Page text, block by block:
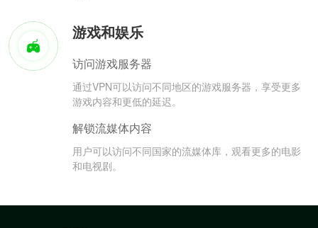
游戏和娱乐
访问游戏服务器
通过VPN可以访问不同地区的游戏服务器，享受更多
游戏内容和更低的延迟。
解锁流媒体内容
用户可以访问不同国家的流媒体库，观看更多的电影
和电视剧。